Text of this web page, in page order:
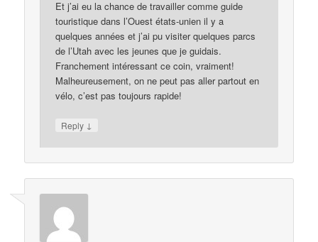
Et j’ai eu la chance de travailler comme guide
touristique dans l’Ouest états-unien il y a
quelques années et j’ai pu visiter quelques parcs
de l’Utah avec les jeunes que je guidais.
Franchement intéressant ce coin, vraiment!
Malheureusement, on ne peut pas aller partout en
vélo, c’est pas toujours rapide!
Reply ↓